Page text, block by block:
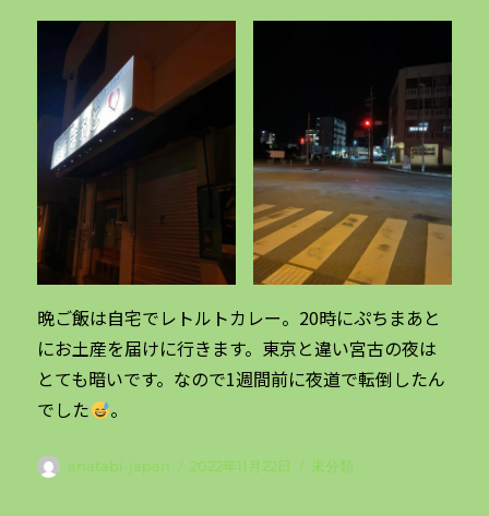
晩ご飯は自宅でレトルトカレー。20時にぷちまあと
にお土産を届けに行きます。東京と違い宮古の夜は
とても暗いです。なので1週間前に夜道で転倒したん
でした
。
投
anatabi-japan
投
2022年11月22日
カ
未分類